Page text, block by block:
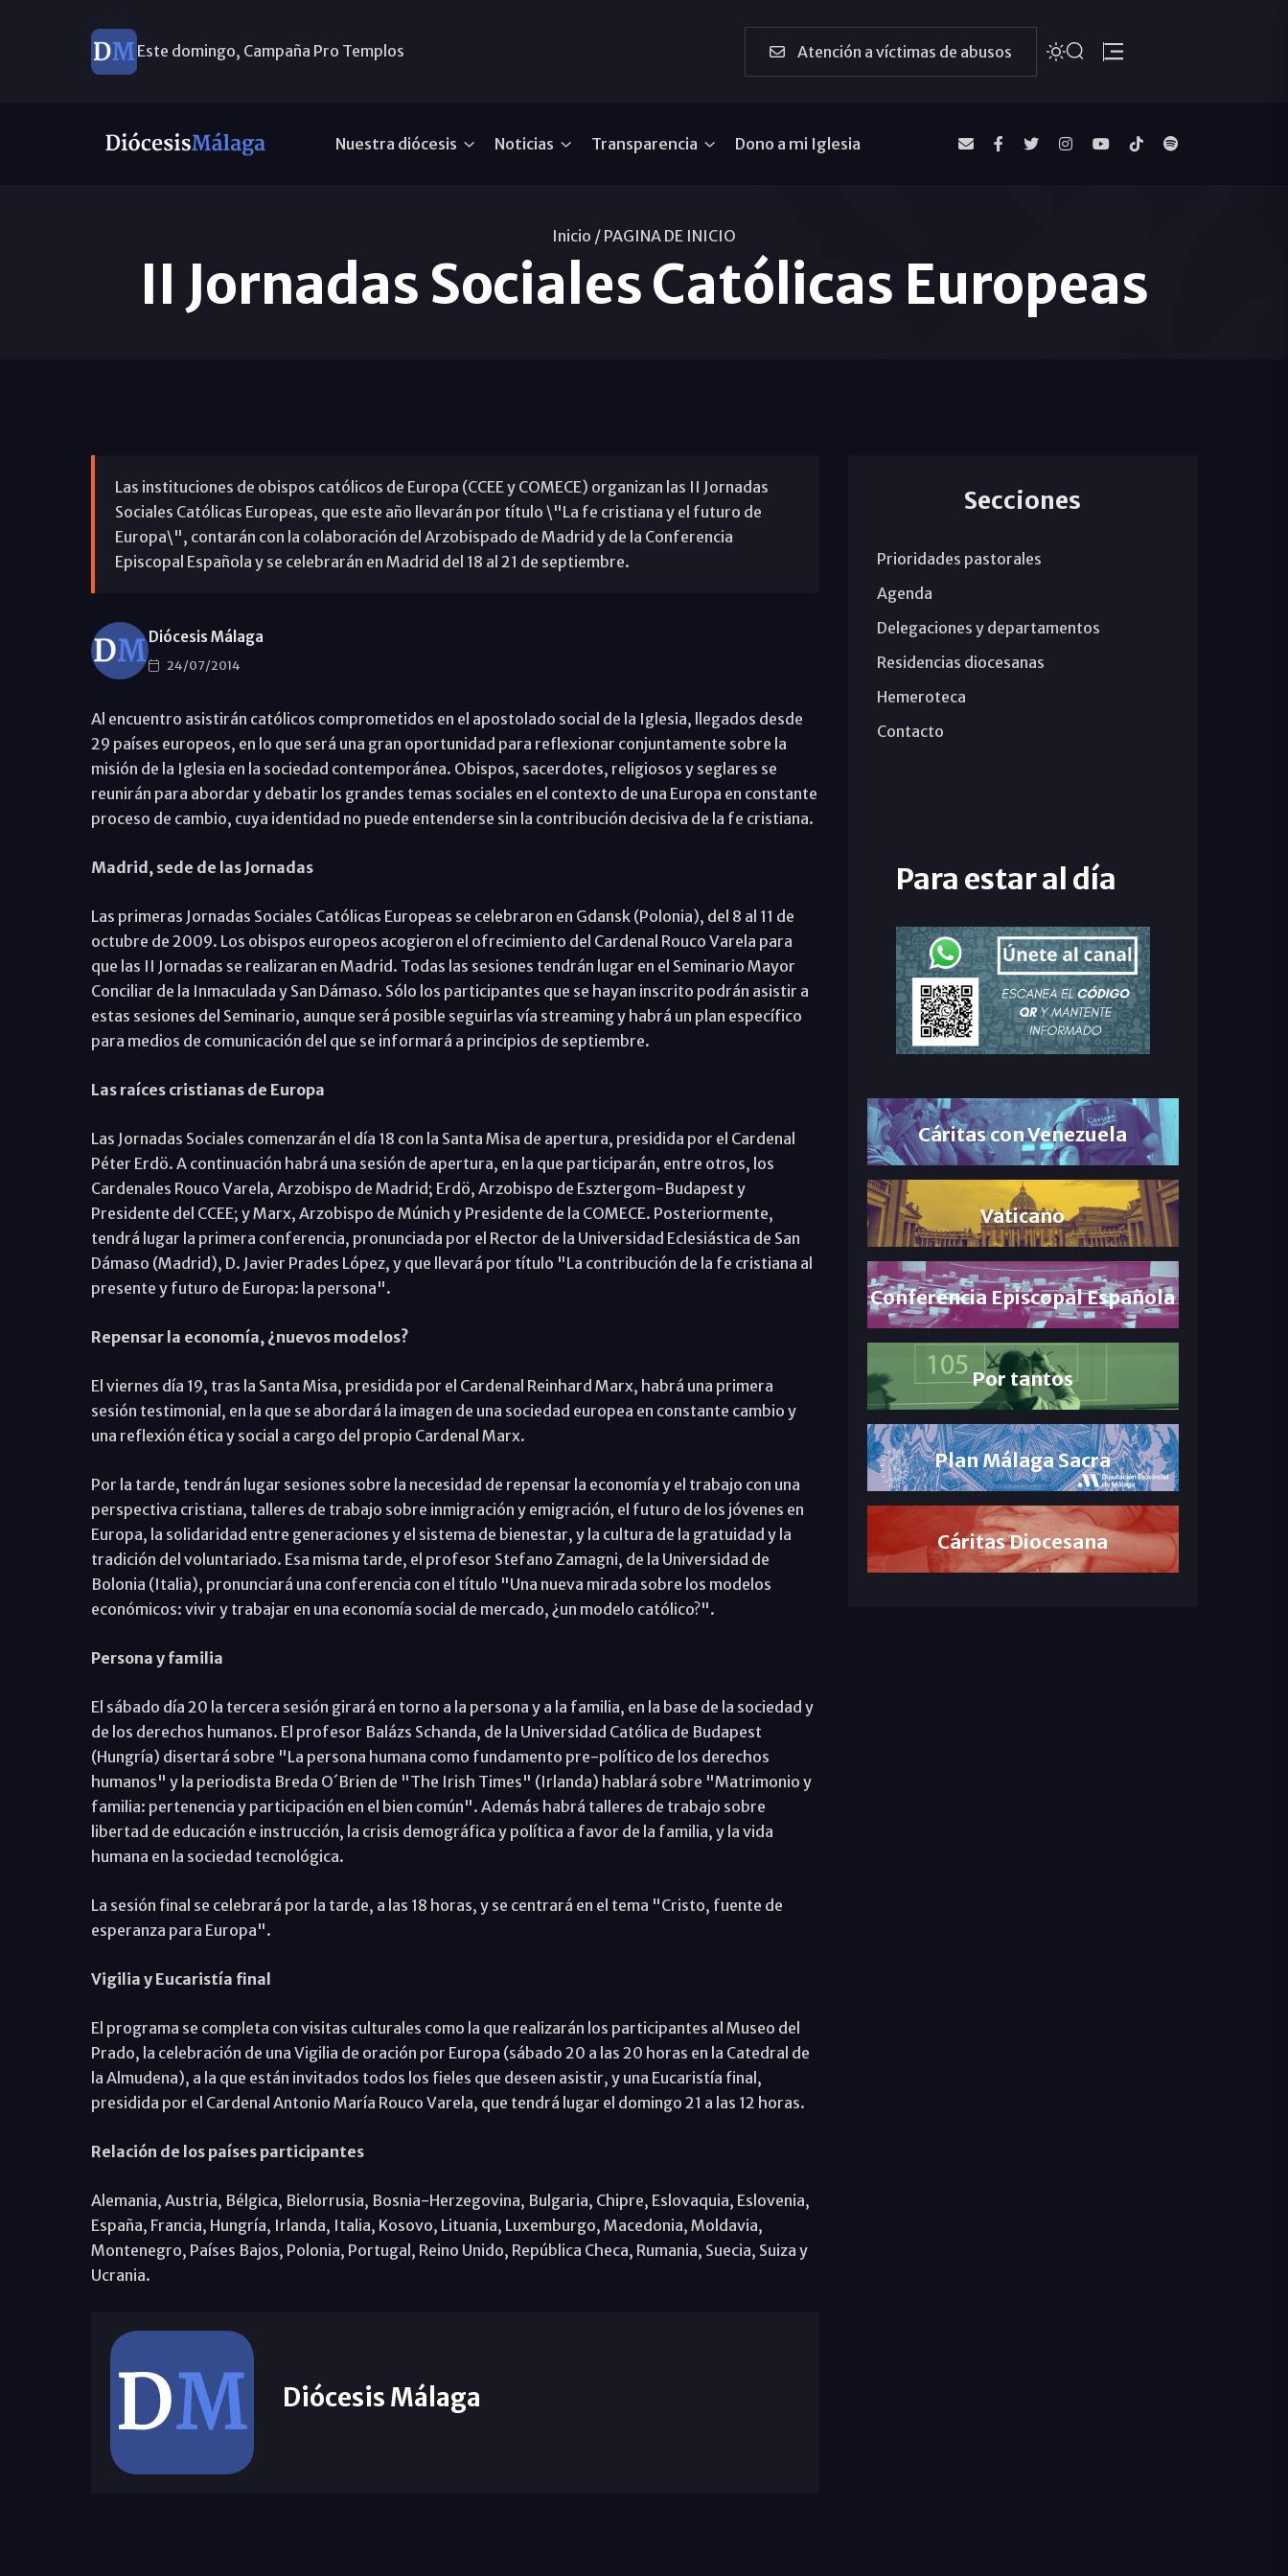
Este domingo, Campaña Pro Templos Atención a víctimas de abusos
Nuestra diócesis Noticias Transparencia Dono a mi Iglesia
Inicio / PAGINA DE INICIO
II Jornadas Sociales Católicas Europeas
Las instituciones de obispos católicos de Europa (CCEE y COMECE) organizan las II Jornadas
Sociales Católicas Europeas, que este año llevarán por título \"La fe cristiana y el futuro de
Europa\", contarán con la colaboración del Arzobispado de Madrid y de la Conferencia
Episcopal Española y se celebrarán en Madrid del 18 al 21 de septiembre.
Diócesis Málaga
24/07/2014
Al encuentro asistirán católicos comprometidos en el apostolado social de la Iglesia, llegados desde
29 países europeos, en lo que será una gran oportunidad para reflexionar conjuntamente sobre la
misión de la Iglesia en la sociedad contemporánea. Obispos, sacerdotes, religiosos y seglares se
reunirán para abordar y debatir los grandes temas sociales en el contexto de una Europa en constante
proceso de cambio, cuya identidad no puede entenderse sin la contribución decisiva de la fe cristiana.
Madrid, sede de las Jornadas
Las primeras Jornadas Sociales Católicas Europeas se celebraron en Gdansk (Polonia), del 8 al 11 de
octubre de 2009. Los obispos europeos acogieron el ofrecimiento del Cardenal Rouco Varela para
que las II Jornadas se realizaran en Madrid. Todas las sesiones tendrán lugar en el Seminario Mayor
Conciliar de la Inmaculada y San Dámaso. Sólo los participantes que se hayan inscrito podrán asistir a
estas sesiones del Seminario, aunque será posible seguirlas vía streaming y habrá un plan específico
para medios de comunicación del que se informará a principios de septiembre.
Las raíces cristianas de Europa
Las Jornadas Sociales comenzarán el día 18 con la Santa Misa de apertura, presidida por el Cardenal
Péter Erdö. A continuación habrá una sesión de apertura, en la que participarán, entre otros, los
Cardenales Rouco Varela, Arzobispo de Madrid; Erdö, Arzobispo de Esztergom-Budapest y
Presidente del CCEE; y Marx, Arzobispo de Múnich y Presidente de la COMECE. Posteriormente,
tendrá lugar la primera conferencia, pronunciada por el Rector de la Universidad Eclesiástica de San
Dámaso (Madrid), D. Javier Prades López, y que llevará por título "La contribución de la fe cristiana al
presente y futuro de Europa: la persona".
Repensar la economía, ¿nuevos modelos?
El viernes día 19, tras la Santa Misa, presidida por el Cardenal Reinhard Marx, habrá una primera
sesión testimonial, en la que se abordará la imagen de una sociedad europea en constante cambio y
una reflexión ética y social a cargo del propio Cardenal Marx.
Por la tarde, tendrán lugar sesiones sobre la necesidad de repensar la economía y el trabajo con una
perspectiva cristiana, talleres de trabajo sobre inmigración y emigración, el futuro de los jóvenes en
Europa, la solidaridad entre generaciones y el sistema de bienestar, y la cultura de la gratuidad y la
tradición del voluntariado. Esa misma tarde, el profesor Stefano Zamagni, de la Universidad de
Bolonia (Italia), pronunciará una conferencia con el título "Una nueva mirada sobre los modelos
económicos: vivir y trabajar en una economía social de mercado, ¿un modelo católico?".
Persona y familia
El sábado día 20 la tercera sesión girará en torno a la persona y a la familia, en la base de la sociedad y
de los derechos humanos. El profesor Balázs Schanda, de la Universidad Católica de Budapest
(Hungría) disertará sobre "La persona humana como fundamento pre-político de los derechos
humanos" y la periodista Breda O´Brien de "The Irish Times" (Irlanda) hablará sobre "Matrimonio y
familia: pertenencia y participación en el bien común". Además habrá talleres de trabajo sobre
libertad de educación e instrucción, la crisis demográfica y política a favor de la familia, y la vida
humana en la sociedad tecnológica.
La sesión final se celebrará por la tarde, a las 18 horas, y se centrará en el tema "Cristo, fuente de
esperanza para Europa".
Vigilia y Eucaristía final
El programa se completa con visitas culturales como la que realizarán los participantes al Museo del
Prado, la celebración de una Vigilia de oración por Europa (sábado 20 a las 20 horas en la Catedral de
la Almudena), a la que están invitados todos los fieles que deseen asistir, y una Eucaristía final,
presidida por el Cardenal Antonio María Rouco Varela, que tendrá lugar el domingo 21 a las 12 horas.
Relación de los países participantes
Alemania, Austria, Bélgica, Bielorrusia, Bosnia-Herzegovina, Bulgaria, Chipre, Eslovaquia, Eslovenia,
España, Francia, Hungría, Irlanda, Italia, Kosovo, Lituania, Luxemburgo, Macedonia, Moldavia,
Montenegro, Países Bajos, Polonia, Portugal, Reino Unido, República Checa, Rumania, Suecia, Suiza y
Ucrania.
Diócesis Málaga
Secciones
Prioridades pastorales
Agenda
Delegaciones y departamentos
Residencias diocesanas
Hemeroteca
Contacto
Para estar al día
Cáritas con Venezuela
Vaticano
Conferencia Episcopal Española
Por tantos
Plan Málaga Sacra
Cáritas Diocesana